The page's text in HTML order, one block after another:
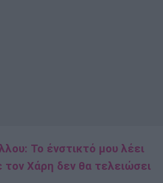
Το ένστικτό μου λέει
τον Χάρη δεν θα τελειώσει